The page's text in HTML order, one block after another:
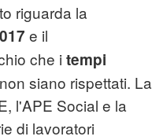
riguarda la
e il
che i tempi
siano rispettati. La
l'APE Social e la
di lavoratori